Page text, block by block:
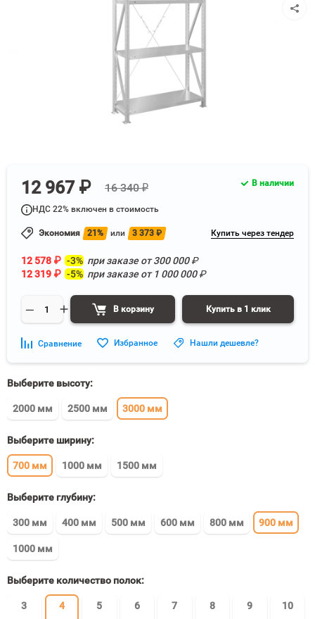
12 967 ₽ 16 340 ₽
НДС 22% включен в стоимость
Экономия 21% или 3 373 ₽ Купить через тендер
12 578 ₽ -3% при заказе от300 000₽
12 319 ₽ -5% при заказе от 1 000 000₽
В корзину Купить в 1 клик
В наличии
Сравнение Избранное Нашли дешевле?
Выберите высоту:
2000 мм 2500 мм 3000 мм
Выберите ширину:
700 мм 1000 мм 1500 мм
Выберите глубину:
300 мм 400 мм 500 мм 600 мм 800 мм 900 мм
1000 мм
Выберите количество полок:
3
4
5
6
7
8
9
10